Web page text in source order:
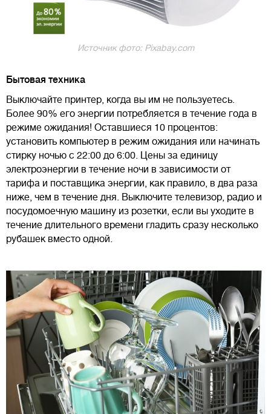
Источник фото: Pixabay.com
Бытовая техника
Выключайте принтер, когда вы им не пользуетесь.
Более 90% его энергии потребляется в течение года в
режиме ожидания! Оставшиеся 10 процентов:
установить компьютер в режим ожидания или начинать
стирку ночью с 22:00 до 6:00. Цены за единицу
электроэнергии в течение ночи в зависимости от
тарифа и поставщика энергии, как правило, в два раза
ниже, чем в течение дня. Выключите телевизор, радио и
посудомоечную машину из розетки, если вы уходите в
течение длительного времени гладить сразу несколько
рубашек вместо одной.